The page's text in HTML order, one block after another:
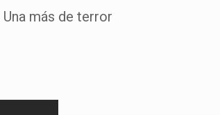
Una más de terror